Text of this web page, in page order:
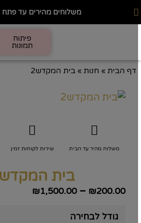
משלוחים מהירים עד פתח
פיתוח
תמונות
דף הבית»חנות»בית המקדש2
משלוח מהיר עד הבית שירות לקוחות זמין
בית המקדש2
₪200.00
–
₪1,500.00
גודל לבחירה